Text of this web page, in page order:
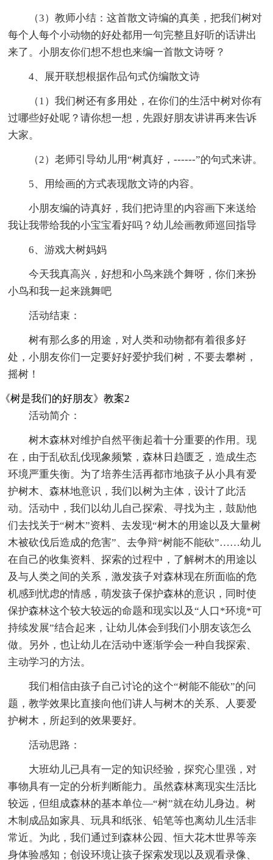
（3）教师小结：这首散文诗编的真美，把我们树对
每个人每个小动物的好处都用一句完整且好听的话讲出
来了。小朋友你们想不想也来编一首散文诗呀？
4、展开联想根据作品句式仿编散文诗
（1）我们树还有多用处，在你们的生活中树对你有
过哪些好处呢？请你想一想，先跟好朋友讲讲再来告诉
大家。
（2）老师引导幼儿用“树真好，------”的句式来讲。
5、用绘画的方式表现散文诗的内容。
小朋友编的诗真好，我们把诗里的内容画下来送给
我让我带给我的小宝宝看好吗？幼儿绘画教师巡回指导
6、游戏大树妈妈
今天我真高兴，好想和小鸟来跳个舞呀，你们来扮
小鸟和我一起来跳舞吧
活动结束：
树有那么多的用途，对人类和动物都有着很多好
处，小朋友你们一定要好好爱护我们树，不要去攀树，
摇树！
《树是我们的好朋友》教案2
活动简介：
树木森林对维护自然平衡起着十分重要的作用。现
在，由于乱砍乱伐现象频繁，森林日趋匮乏，造成生态
环境严重失衡。为了培养生活再都市地孩子从小具有爱
护树木、森林地意识，我们以树为主体，设计了此活
动。活动中，我们以幼儿自己探索、寻找为主，鼓励他
们去找关于“树木”资料、去发现“树木的用途以及大量树
木被砍伐后造成的危害”、去争辩“树能不能砍”……幼儿
在自己的收集资料、探索的过程中，了解树木的用途以
及与人类之间的关系，激发孩子对森林现在所面临的危
机感到忧虑的情感，萌发孩子保护森林的意识，同时使
保护森林这个较大较远的命题和现实以及“人口*环境*可
持续发展”结合起来，让幼儿体会到我们小朋友该怎么
做。另外，也让幼儿在活动中逐渐学会一种自我探索、
主动学习的方法。
我们相信由孩子自己讨论的这个“树能不能砍”的问
题，教学效果比直接向他们讲人与树木的关系、人要爱
护树木，所起到的效果要好。
活动思路：
大班幼儿已具有一定的知识经验，探究心里强，对
事物具有一定的分析判断能力。虽然森林离现实生活比
较远，但组成森林的基本单位—“树”就在幼儿身边。树
木制成品如家具、玩具和纸张、铅笔等也离幼儿生活非
常近。为此，我们通过到森林公园、恒大花木世界等亲
身体验感知；创设环境让孩子探索发现以及观看录像、